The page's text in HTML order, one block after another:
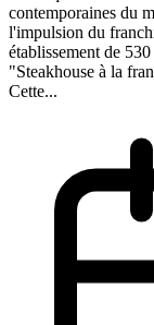
contemporaines du
l'impulsion du
établissement de
"Steakhouse à la
Cette...